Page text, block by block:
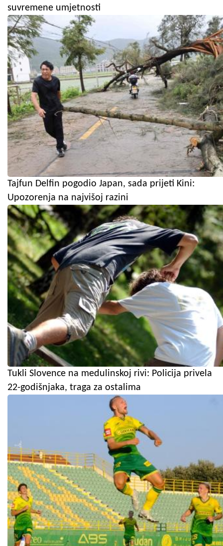
suvremene umjetnosti
Tajfun Delfin pogodio Japan, sada prijeti Kini:
Upozorenja na najvišoj razini
Tukli Slovence na medulinskoj rivi: Policija privela
22-godišnjaka, traga za ostalima